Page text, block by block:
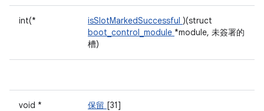
int(* isSlotMarkedSuccessful )(struct
boot_control_module *module, 未簽署的
槽)
void * 保留 [31]